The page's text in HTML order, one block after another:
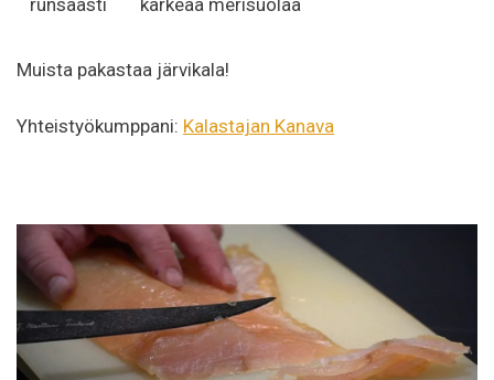
runsaasti
karkeaa merisuolaa
Muista pakastaa järvikala!
Yhteistyökumppani: Kalastajan Kanava